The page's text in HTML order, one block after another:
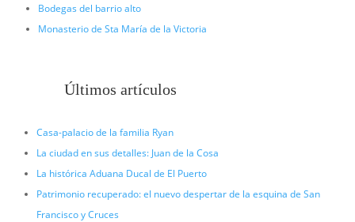
Bodegas del barrio alto
Monasterio de Sta María de la Victoria
Últimos artículos
Casa-palacio de la familia Ryan
La ciudad en sus detalles: Juan de la Cosa
La histórica Aduana Ducal de El Puerto
Patrimonio recuperado: el nuevo despertar de la esquina de San
Francisco y Cruces